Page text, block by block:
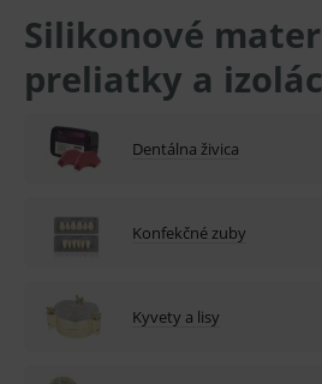
Silikonové
preliatky a
Dentálna živica
Konfekčné zuby
Kyvety a lisy